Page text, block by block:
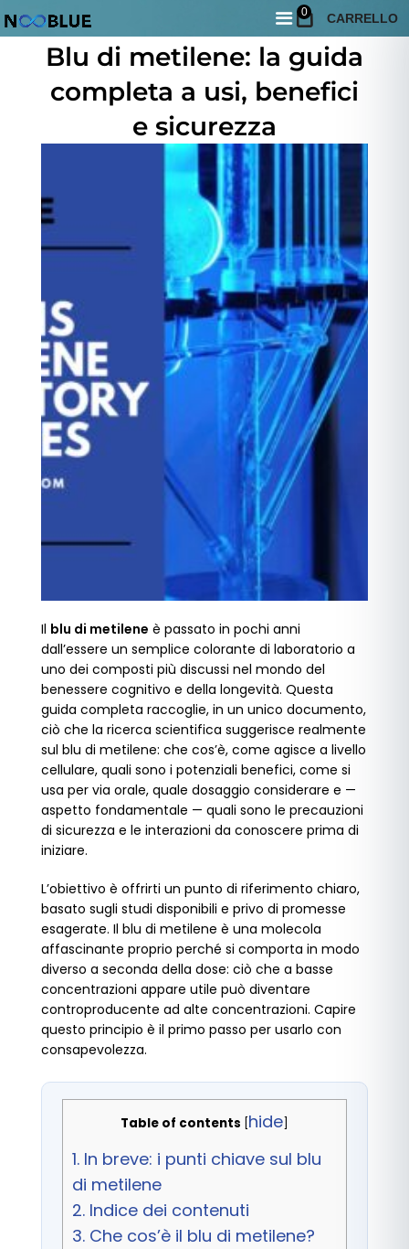
0 CARRELLO
Giugno 19, 2026
Blu di metilene: la guida
completa a usi, benefici
e sicurezza
Il blu di metilene è passato in pochi anni
dall’essere un semplice colorante di laboratorio a
uno dei composti più discussi nel mondo del
benessere cognitivo e della longevità. Questa
guida completa raccoglie, in un unico documento,
ciò che la ricerca scientifica suggerisce realmente
sul blu di metilene: che cos’è, come agisce a livello
cellulare, quali sono i potenziali benefici, come si
usa per via orale, quale dosaggio considerare e —
aspetto fondamentale — quali sono le precauzioni
di sicurezza e le interazioni da conoscere prima di
iniziare.
L’obiettivo è offrirti un punto di riferimento chiaro,
basato sugli studi disponibili e privo di promesse
esagerate. Il blu di metilene è una molecola
affascinante proprio perché si comporta in modo
diverso a seconda della dose: ciò che a basse
concentrazioni appare utile può diventare
controproducente ad alte concentrazioni. Capire
questo principio è il primo passo per usarlo con
consapevolezza.
Table of contents hide
1. In breve: i punti chiave sul blu
di metilene
2. Indice dei contenuti
3. Che cos’è il blu di metilene?